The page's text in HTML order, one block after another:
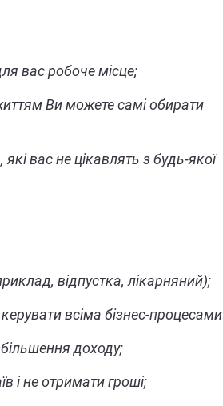
вас робоче місце;
Ви можете самі обирати
вас не цікавлять з будь-якої
відпустка, лікарняний);
керувати всіма бізнес-процесами
доходу;
і не отримати гроші;